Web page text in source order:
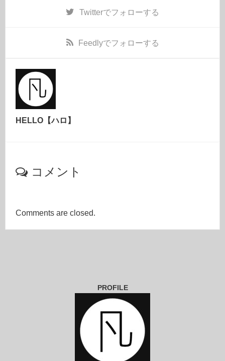
Twitterでフォローする
Feedlyでフォローする
HELLO【ハロ】
コメント
Comments are closed.
PROFILE